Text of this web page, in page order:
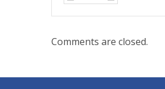
Comments are closed.